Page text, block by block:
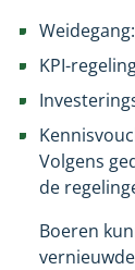
KPI-
Volgens
de
Boeren